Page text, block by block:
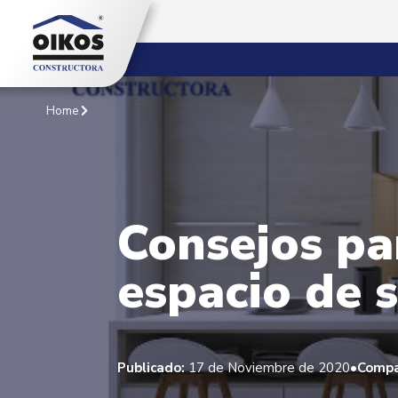
Home
Consejos
espacio de
Publicado:17 de Noviembre de 2020•